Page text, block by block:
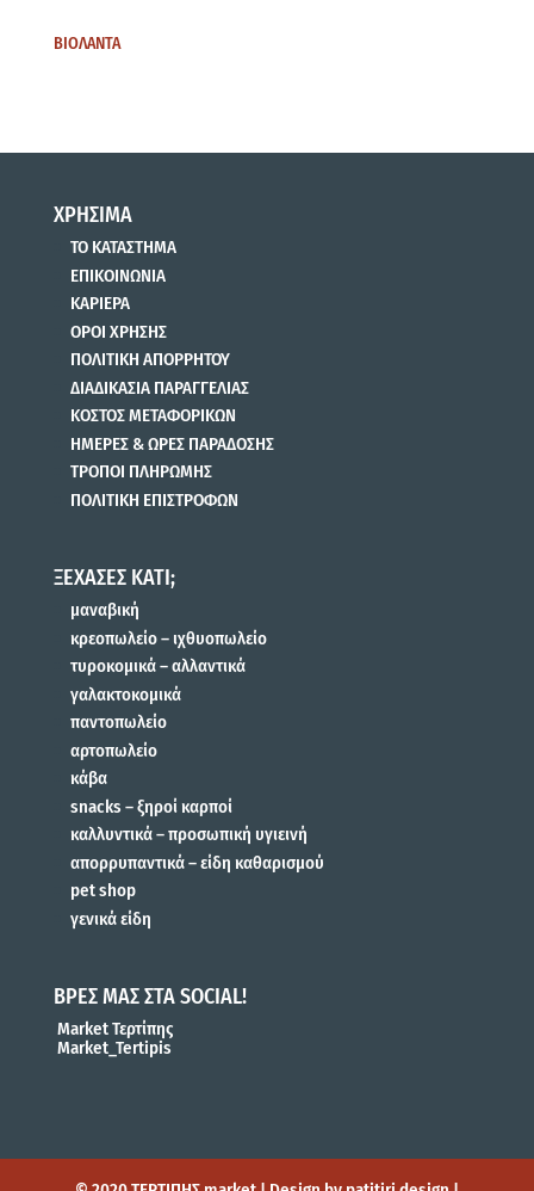
ΒΙΟΛΑΝΤΑ
ΧΡΗΣΙΜΑ
ΤΟ ΚΑΤΑΣΤΗΜΑ
ΕΠΙΚΟΙΝΩΝΙΑ
ΚΑΡΙΕΡΑ
ΟΡΟΙ ΧΡΗΣΗΣ
ΠΟΛΙΤΙΚΗ ΑΠΟΡΡΗΤΟΥ
ΔΙΑΔΙΚΑΣΙΑ ΠΑΡΑΓΓΕΛΙΑΣ
ΚΟΣΤΟΣ ΜΕΤΑΦΟΡΙΚΩΝ
ΗΜΕΡΕΣ & ΩΡΕΣ ΠΑΡΑΔΟΣΗΣ
ΤΡΟΠΟΙ ΠΛΗΡΩΜΗΣ
ΠΟΛΙΤΙΚΗ ΕΠΙΣΤΡΟΦΩΝ
ΞΕΧΑΣΕΣ ΚΑΤΙ;
μαναβική
κρεοπωλείο – ιχθυοπωλείο
τυροκομικά – αλλαντικά
γαλακτοκομικά
παντοπωλείο
αρτοπωλείο
κάβα
snacks – ξηροί καρποί
καλλυντικά – προσωπική υγιεινή
απορρυπαντικά – είδη καθαρισμού
pet shop
γενικά είδη
ΒΡΕΣ ΜΑΣ ΣΤΑ SOCIAL!
Market Τερτίπης
Market_Tertipis